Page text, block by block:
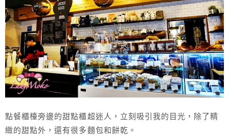
點餐櫃檯旁邊的甜點櫃超迷人，立刻吸引我的目光，除了精
緻的甜點外，還有很多麵包和餅乾。